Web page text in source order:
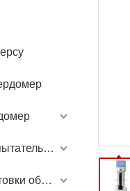
Универсальная испытательная машина
Машина для подготовки образцов